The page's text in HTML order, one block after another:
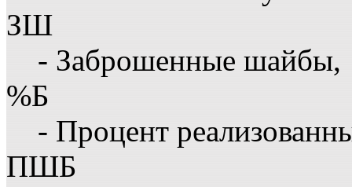
ЗШ
- Заброшенные шайбы,
%Б
- Процент
ПШБ